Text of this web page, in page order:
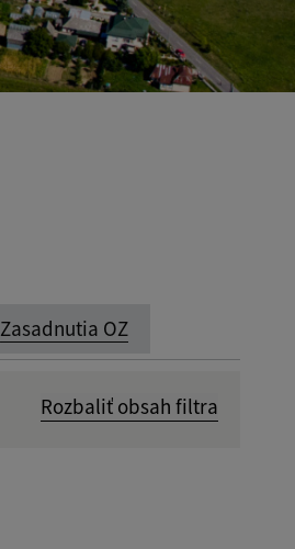
Zasadnutia OZ
Rozbaliť obsah filtra